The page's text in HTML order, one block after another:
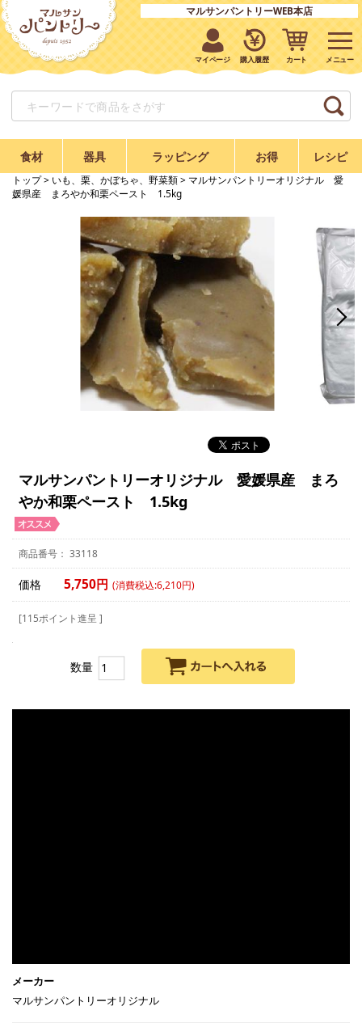
マルサンパントリーWEB本店
マイページ 購入履歴 カート
食材 器具 ラッピング お得 レシピ
トップ> いも、栗、かぼちゃ、野菜類> マルサンパントリーオリジナル 愛
媛県産 まろやか和栗ペースト 1.5kg
マルサンパントリーオリジナル 愛媛県産 まろ
やか和栗ペースト 1.5kg
33118
価格 5,750円 (消費税込:6,210円)
[115ポイント進呈 ]
数量
マルサンパントリーオリジナル